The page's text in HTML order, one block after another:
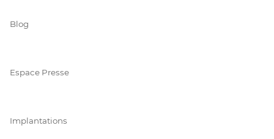
Blog
Espace Presse
Implantations